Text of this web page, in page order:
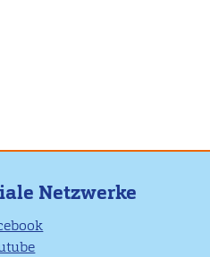
instead.
Netzwerke